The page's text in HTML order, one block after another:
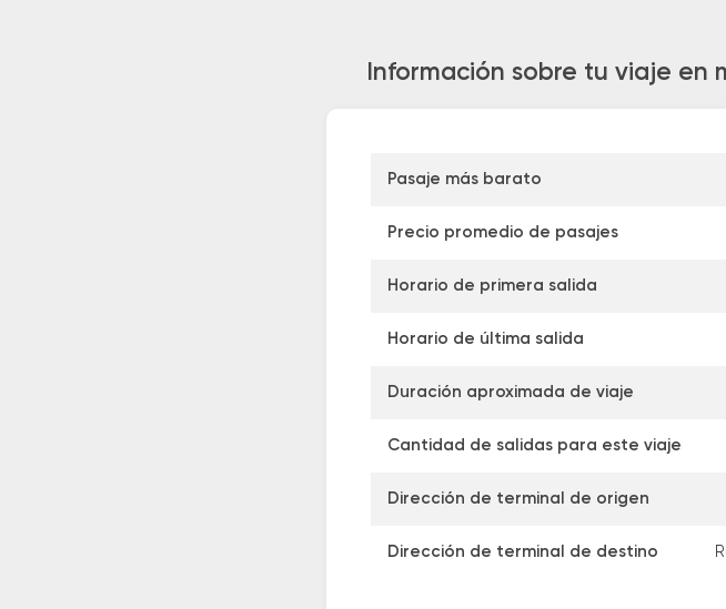
Información sobre tu viaje en
Pasaje más barato
Precio promedio de pasajes
Horario de primera salida
Horario de última salida
Duración aproximada de viaje
Cantidad de salidas para este viaje
Dirección de terminal de origen
Dirección de terminal de destino